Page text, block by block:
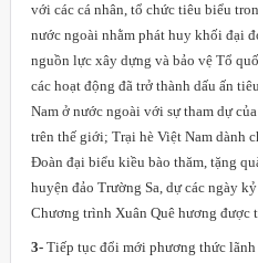
với các cá nhân, tổ chức tiêu biểu
nước ngoài nhằm phát huy khối đại
nguồn lực xây dựng và bảo vệ Tổ
các hoạt động đã trở thành dấu ấn
Nam ở nước ngoài với sự tham dự
trên thế giới; Trại hè Việt Nam dành
Đoàn đại biểu kiều bào thăm, tặng
huyện đảo Trường Sa, dự các ngày
Chương trình Xuân Quê hương được
3- Tiếp tục đổi mới phương thức